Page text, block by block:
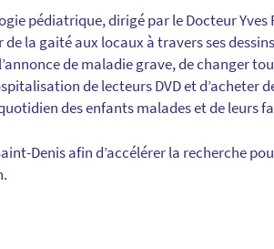
pédiatrique, dirigé par le Docteur Yves
la gaité aux locaux à travers ses
de maladie grave, de changer
de lecteurs DVD et d’acheter
des enfants malades et de leurs
Denis afin d’accélérer la recherche